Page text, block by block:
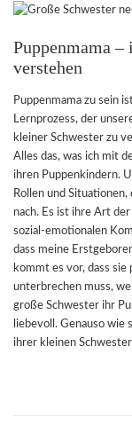
Puppenmama
verstehen
Puppenmama zu sein
Lernprozess, der
kleiner Schwester zu
Alles das, was ich mit
ihren Puppenkindern.
Rollen und
nach. Es ist ihre Art
sozial-emotionalen
dass meine
kommt es vor, dass sie
unterbrechen muss,
große Schwester ihr
liebevoll. Genauso wie
ihrer kleinen